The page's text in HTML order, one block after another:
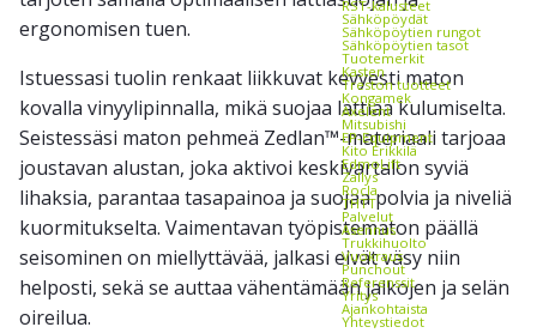
RST-kalusteet
Sähköpöydät
Sähköpöytien rungot
Sähköpöytien tasot
Tuotemerkit
Kasten
Treston tuotteet
Kongamek
Axelent
Mitsubishi
EP-Equipment
Kito Erikkilä
EdmoLift
Zallys
Rocla
THTT
Palvelut
Asennus
Trukkihuolto
Vuokraus
Punchout
Referenssit
Yritys
Ajankohtaista
Yhteystiedot
ergonomisen tuen.
Istuessasi tuolin renkaat liikkuvat kevyesti maton
kovalla vinyylipinnalla, mikä suojaa lattiaa kulumiselta.
Seistessäsi maton pehmeä Zedlan™-materiaali tarjoaa
joustavan alustan, joka aktivoi keskivartalon syviä
lihaksia, parantaa tasapainoa ja suojaa polvia ja niveliä
kuormitukselta. Vaimentavan työpistematon päällä
seisominen on miellyttävää, jalkasi eivät väsy niin
helposti, sekä se auttaa vähentämään jalkojen ja selän
oireilua.